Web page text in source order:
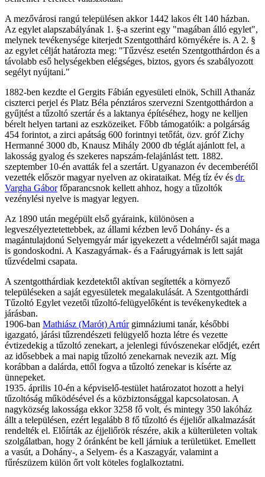
A mezővárosi rangú településen akkor 1442 lakos élt 140 házban.
Az egylet alapszabályának 1. §-a szerint egy "magában álló egylet",
melynek tevékenysége kiterjedt Szentgotthárd környékére is. A 2. §
az egylet célját határozta meg: "Tűzvész esetén Szentgotthárdon és a
távolabb eső helységekben elégséges, biztos, gyors és szabályozott
segélyt nyújtani."
1882-ben kezdte el Gergits Fábián egyesületi elnök, Schill Athanáz
ciszterci perjel és Platz Béla pénztáros szervezni Szentgotthárdon a
gyűjtést a tűzoltó szertár és a laktanya építéséhez, hogy ne kelljen
bérelt helyen tartani az eszközeiket. Főbb támogatóik: a polgárság
454 forintot, a zirci apátság 600 forintnyi tetőfát, özv. gróf Zichy
Hermanné 3000 db, Knausz Mihály 2000 db téglát ajánlott fel, a
lakosság gyalog és szekeres napszám-felajánlást tett. 1882.
szeptember 10-én avatták fel a szertárt. Ugyanazon év decemberétől
vezették először magyar nyelven az okirataikat. Még tíz év és dr.
Vargha Gáborfőparancsnok kellett ahhoz, hogy a tűzoltók
vezénylési nyelve is magyar legyen.
Az 1890 után megépült első gyáraink, különösen a
legveszélyeztetettebbek, az állami kézben levő Dohány- és a
magántulajdonú Selyemgyár már igyekezett a védelméről saját maga
is gondoskodni. A Kaszagyárnak- és a Faárugyárnak is lett saját
tűzvédelmi csapata.
A szentgotthárdiak kezdetektől aktívan segítették a környező
településeken a saját egyesületek megalakulását. A Szentgotthárdi
Tűzoltó Egylet vezetői tűzoltó-felügyelőként is tevékenykedtek a
járásban.
1906-ban Mathiász (Marót) Artúrgimnáziumi tanár, későbbi
igazgató, járási tűzrendészeti felügyelő hozta létre és vezette
évtizedekig a tűzoltó zenekart, a jelenlegi fúvószenekar elődjét, ezért
az idősebbek a mai napig tűzoltó zenekarnak nevezik azt. Míg
korábban a dalárda, ettől fogva a tűzoltó zenekar is kísérte az
ünnepeket.
1935. április 10-én a képviselő-testület határozatot hozott a helyi
tűzoltóság működésével és a közbiztonsággal kapcsolatosan. A
nagyközség lakossága ekkor 3258 fő volt, és mintegy 350 lakóház
állt a településen, ezért legalább 8 fő tűzoltó és éjjeliőr alkalmazását
rendelték el. Előírták az éjjeliőrök részére, akik a külterületen voltak
szolgálatban, hogy 2 óránként be kell járniuk a területüket. Emellett
a vasút, a Dohány-, a Selyem- és a Kaszagyár, valamint a
fűrészüzem külön őrt volt köteles foglalkoztatni.